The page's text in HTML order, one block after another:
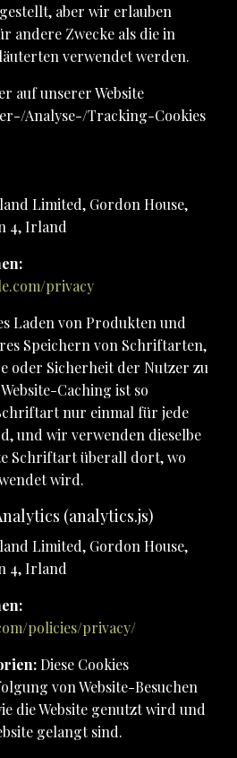
aber wir erlauben
andere Zwecke als die in
verwendet werden.
auf unserer Website
Analyse-/Tracking-Cookies
Limited, Gordon House,
4, Irland
privacy
Laden von Produkten und
Speichern von Schriftarten,
oder Sicherheit der Nutzer zu
Caching ist so
nur einmal für jede
und wir verwenden dieselbe
Schriftart überall dort, wo
wird.
(analytics.js)
Limited, Gordon House,
4, Irland
policies/privacy/
Diese Cookies
von Website-Besuchen
die Website genutzt wird und
gelangt sind.